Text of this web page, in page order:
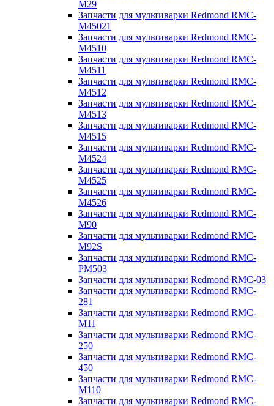
M29
Запчасти для мультиварки Redmond RMC-
M45021
Запчасти для мультиварки Redmond RMC-
M4510
Запчасти для мультиварки Redmond RMC-
M4511
Запчасти для мультиварки Redmond RMC-
M4512
Запчасти для мультиварки Redmond RMC-
M4513
Запчасти для мультиварки Redmond RMC-
M4515
Запчасти для мультиварки Redmond RMC-
M4524
Запчасти для мультиварки Redmond RMC-
M4525
Запчасти для мультиварки Redmond RMC-
M4526
Запчасти для мультиварки Redmond RMC-
M90
Запчасти для мультиварки Redmond RMC-
M92S
Запчасти для мультиварки Redmond RMC-
PM503
Запчасти для мультиварки Redmond RMC-03
Запчасти для мультиварки Redmond RMC-
281
Запчасти для мультиварки Redmond RMC-
M11
Запчасти для мультиварки Redmond RMC-
250
Запчасти для мультиварки Redmond RMC-
450
Запчасти для мультиварки Redmond RMC-
M110
Запчасти для мультиварки Redmond RMC-